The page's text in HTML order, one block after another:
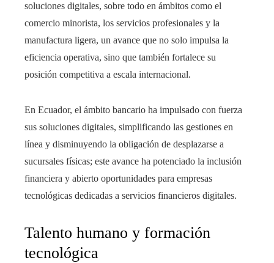
soluciones digitales, sobre todo en ámbitos como el
comercio minorista, los servicios profesionales y la
manufactura ligera, un avance que no solo impulsa la
eficiencia operativa, sino que también fortalece su
posición competitiva a escala internacional.
En Ecuador, el ámbito bancario ha impulsado con fuerza
sus soluciones digitales, simplificando las gestiones en
línea y disminuyendo la obligación de desplazarse a
sucursales físicas; este avance ha potenciado la inclusión
financiera y abierto oportunidades para empresas
tecnológicas dedicadas a servicios financieros digitales.
Talento humano y formación
tecnológica